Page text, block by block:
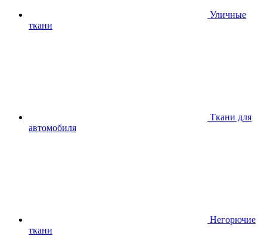
Уличные
ткани
Ткани для
автомобиля
Негорючие
ткани